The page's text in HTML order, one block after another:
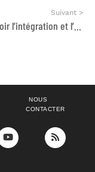
Suivant >
Promouvoir l’intégration et l’inclusion économique des migrantes dans la ville d’Agadir et les Communes avoisinanates
NOUS
CONTACTER